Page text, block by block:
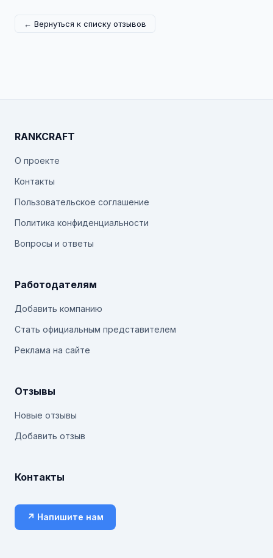
← Вернуться к списку отзывов
RANKCRAFT
О проекте
Контакты
Пользовательское соглашение
Политика конфиденциальности
Вопросы и ответы
Работодателям
Добавить компанию
Стать официальным представителем
Реклама на сайте
Отзывы
Новые отзывы
Добавить отзыв
Контакты
↗ Напишите нам